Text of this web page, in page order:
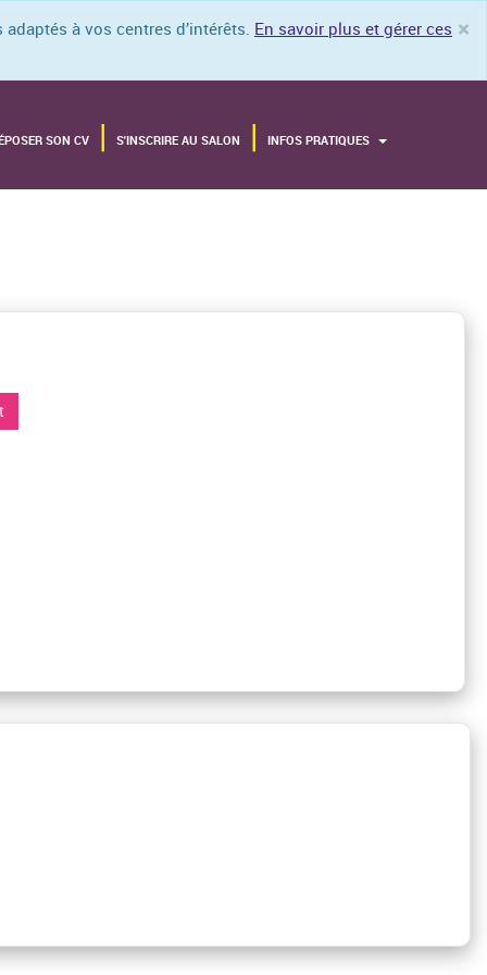
×
à vos centres d’intérêts. En savoir plus et gérer ces
SON CV S'INSCRIRE AU SALON INFOS PRATIQUES